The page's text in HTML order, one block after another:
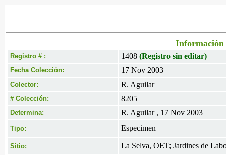
Información
Registro # : 1408 (Registro sin editar)
Fecha Colección: 17 Nov 2003
Colector: R. Aguilar
# Colección: 8205
Determina: R. Aguilar , 17 Nov 2003
Tipo: Especimen
Sitio: La Selva, OET; Jardines de